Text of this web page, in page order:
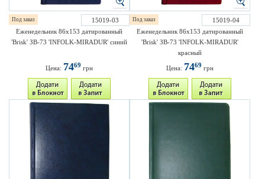
Под заказ
15019-03
Еженедельник 86х153 датированный
'Brisk' ЗВ-73 'INFOLK-MIRADUR' синий
Цена: 7469 грн
Под заказ
15019-04
Еженедельник 86х153 датированный
'Brisk' ЗВ-73 'INFOLK-MIRADUR'
красный
Цена: 7469 грн